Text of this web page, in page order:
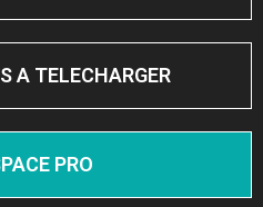
A TELECHARGER
PRO